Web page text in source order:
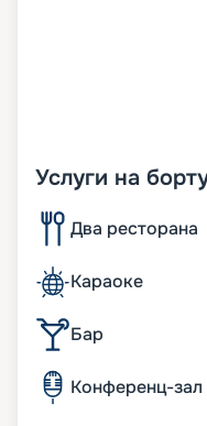
Услуги на
Два ресторана
Караоке
Бар
Конференц-зал